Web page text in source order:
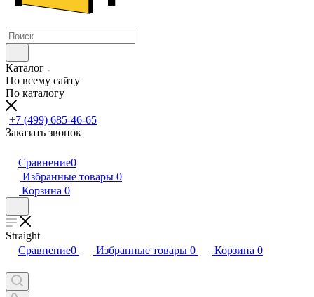
Каталог
По всему сайту
По каталогу
+7 (499) 685-46-65
Заказать звонок
Сравнение0
Избранные товары 0
Корзина 0
Straight
Сравнение0 Избранные товары 0 Корзина 0